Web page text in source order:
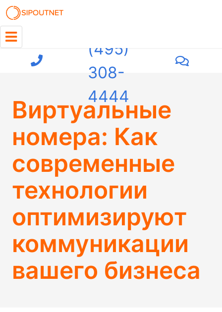
(495)
308-
4444
Виртуальные
номера: Как
современные
технологии
оптимизируют
коммуникации
вашего бизнеса